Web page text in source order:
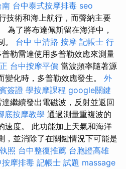
南 台中泰式按摩排毒 seo
技術和海上航行，而聲納主要
為了將布達佩斯留在海洋中，
。 台中 中清路 按摩 記帳士 行
普勒雷達使用多普勒效應來測量
台中按摩平價 當波頻率隨著源
化時，多普勒效應發生。 外
簽證 學按摩課程 google關鍵
繼續發出電磁波，反射並返回
底按摩教學 通過測量重複波的
速度。 此功能加上天氣和海洋
，並消除了在關鍵情況下可能是
照 台中整復推薦 台胞證高雄
按摩排毒 記帳士 試題 massage